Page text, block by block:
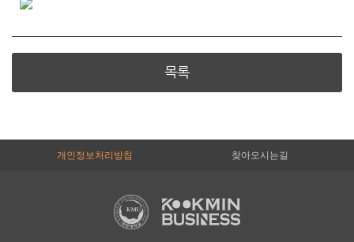
목록
개인정보처리방침 찾아오시는길